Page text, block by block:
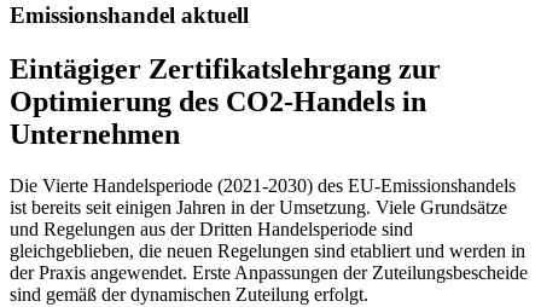
Emissionshandel aktuell
Eintägiger Zertifikatslehrgang zur
Optimierung des CO2-Handels in
Unternehmen
Die Vierte Handelsperiode (2021-2030) des EU-Emissionshandels
ist bereits seit einigen Jahren in der Umsetzung. Viele Grundsätze
und Regelungen aus der Dritten Handelsperiode sind
gleichgeblieben, die neuen Regelungen sind etabliert und werden in
der Praxis angewendet. Erste Anpassungen der Zuteilungsbescheide
sind gemäß der dynamischen Zuteilung erfolgt.